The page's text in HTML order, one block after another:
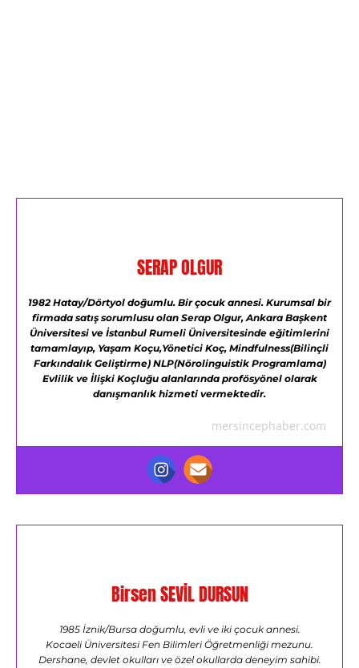
SERAP OLGUR
1982 Hatay/Dörtyol doğumlu. Bir çocuk annesi. Kurumsal bir
firmada satış sorumlusu olan Serap Olgur,Ankara Başkent
Üniversitesi ve İstanbul Rumeli Üniversitesinde eğitimlerini
tamamlayıp, Yaşam Koçu,Yönetici Koç, Mindfulness(Bilinçli
Farkındalık Geliştirme) NLP(Nörolinguistik Programlama)
Evlilik ve İlişki Koçluğu alanlarında profösyönel olarak
danışmanlık hizmeti vermektedir.
mersincephaber.com
Birsen SEVİL DURSUN
1985 İznik/Bursa doğumlu, evli ve iki çocuk annesi.
Kocaeli Üniversitesi Fen Bilimleri Öğretmenliği mezunu.
Dershane, devlet okulları ve özel okullarda deneyim sahibi.